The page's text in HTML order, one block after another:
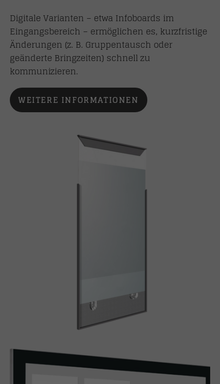
Digitale Varianten – etwa Infoboards im
Eingangsbereich – ermöglichen es, kurzfristige
Änderungen (z. B. Gruppentausch oder
geänderte Bringzeiten) schnell zu
kommunizieren.
WEITERE INFORMATIONEN